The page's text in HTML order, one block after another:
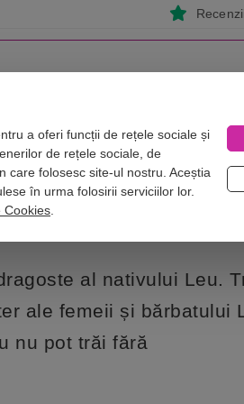
nativi
cel mai bine
al nativului Leu.
ale femeii și bărbatului
nu pot trăi fără
a oferi funcții de rețele sociale și
de rețele sociale, de
care folosesc site-ul nostru. Aceștia
în urma folosirii serviciilor lor.
Cookies.